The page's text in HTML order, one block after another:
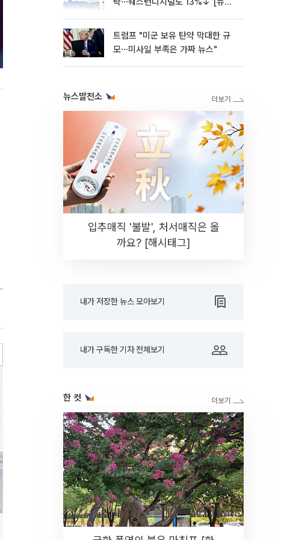
트럼프 "미군 보유 탄약 막대한 규
모⋯미사일 부족은 가짜 뉴스"
뉴스발전소
입추매직 '불발', 처서매직은 올
까요? [해시태그]
내가 저장한 뉴스 모아보기
내가 구독한 기자 전체보기
한 컷